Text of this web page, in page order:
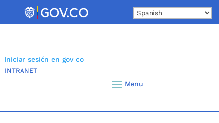
Iniciar sesión en gov co
INTRANET